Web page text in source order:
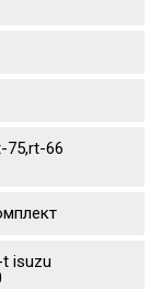
75,rt-66
isuzu